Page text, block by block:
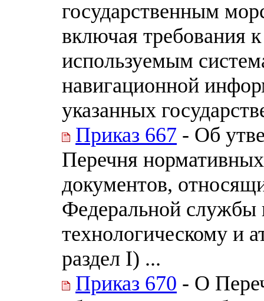
государственным
включая требования
используемым
навигационной
указанных
Приказ 667 - Об
Перечня
документов,
Федеральной службы
технологическому и
раздел I) ...
Приказ 670 - О